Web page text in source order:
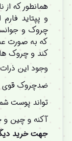
همانطور که
و پپتاید
چروک و
که به صورت
کند و چروک ها
وجود این
ضدچروک قوی
تواند پوست
آکنه و چین و
جهت خرید